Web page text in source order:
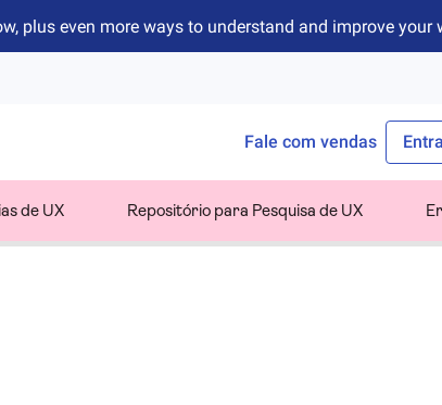
plus even more ways to understand and improve your
Fale com vendas
de UX Repositório para Pesquisa de UX